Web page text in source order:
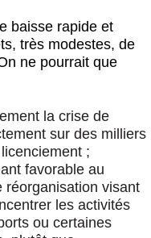
baisse rapide et
très modestes, de
ne pourrait que
la crise de
sur des milliers
;
favorable au
réorganisation visant
les activités
ou certaines